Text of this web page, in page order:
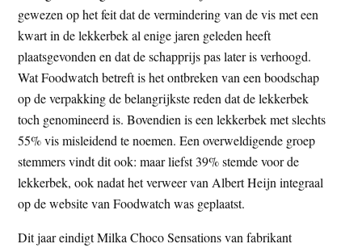
gewezen op het feit dat de vermindering van de vis met een
kwart in de lekkerbek al enige jaren geleden heeft
plaatsgevonden en dat de schapprijs pas later is verhoogd.
Wat Foodwatch betreft is het ontbreken van een boodschap
op de verpakking de belangrijkste reden dat de lekkerbek
toch genomineerd is. Bovendien is een lekkerbek met slechts
55% vis misleidend te noemen. Een overweldigende groep
stemmers vindt dit ook: maar liefst 39% stemde voor de
lekkerbek, ook nadat het verweer van Albert Heijn integraal
op de website van Foodwatch was geplaatst.
Dit jaar eindigt Milka Choco Sensations van fabrikant